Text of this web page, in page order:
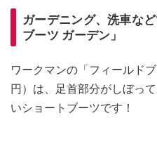
ガーデニング、洗車な
ブーツ ガーデン」
ワークマンの「フィールド
円）は、足首部分がしぼっ
いショートブーツです！